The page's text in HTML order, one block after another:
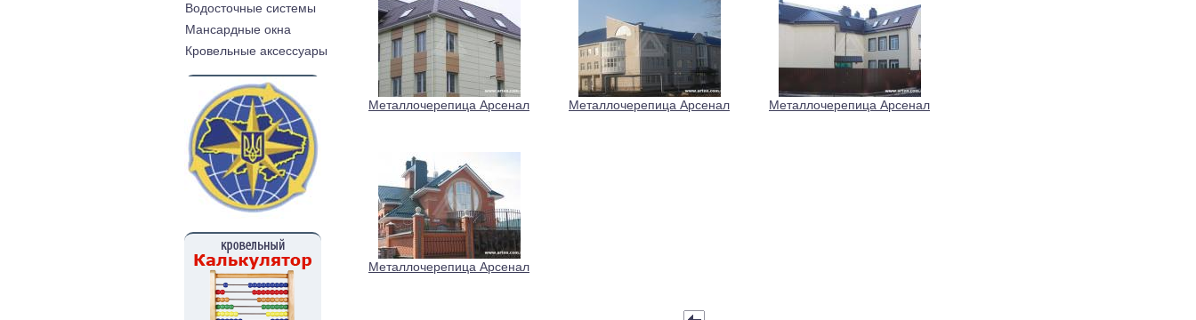
Водосточные системы
Мансардные окна
Кровельные аксессуары
Металлочерепица Арсенал Металлочерепица Арсенал Металлочерепица Арсенал
Металлочерепица Арсенал